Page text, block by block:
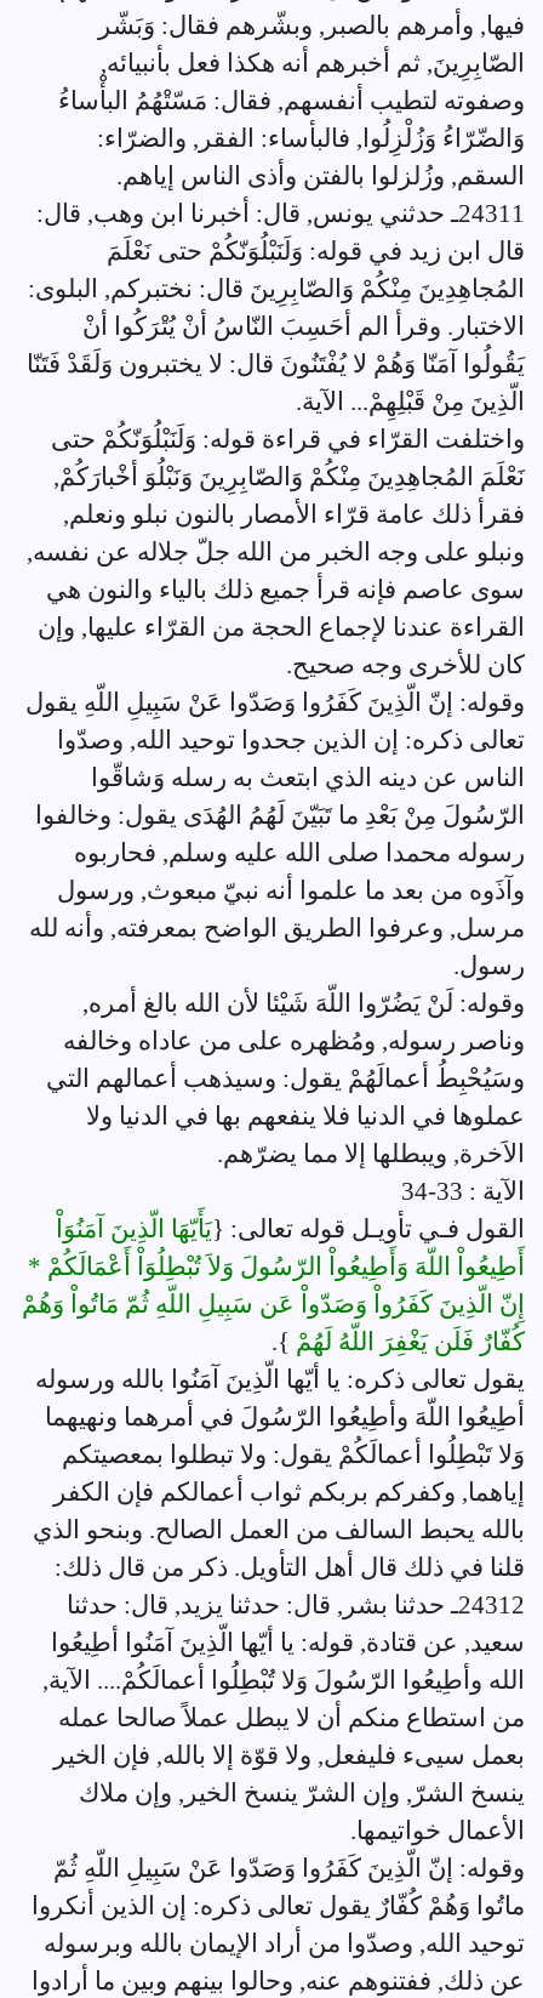
فيها, وأمرهم بالصبر, وبشّرهم فقال: وَبَشّر
الصّابِرِينَ, ثم أخبرهم أنه هكذا فعل بأنبيائه,
وصفوته لتطيب أنفسهم, فقال: مَسّتْهُمُ البأْساءُ
وَالضّرّاءُ وَزُلْزِلُوا, فالبأساء: الفقر, والضرّاء:
السقم, وزُلزلوا بالفتن وأذى الناس إياهم.
24311ـ حدثني يونس, قال: أخبرنا ابن وهب, قال:
قال ابن زيد في قوله: وَلَنَبْلُوَنّكُمْ حتى نَعْلَمَ
المُجاهِدِينَ مِنْكُمْ وَالصّابِرِينَ قال: نختبركم, البلوى:
الاختبار. وقرأ الم أحَسِبَ النّاسُ أنْ يُتْرَكُوا أنْ
يَقُولُوا آمَنّا وَهُمْ لا يُفْتَنُونَ قال: لا يختبرون وَلَقَدْ فَتَنّا
الّذِينَ مِنْ قَبْلِهِمْ... الآية.
واختلفت القرّاء في قراءة قوله: وَلَنَبْلُوَنّكُمْ حتى
نَعْلَمَ المُجاهِدِينَ مِنْكُمْ وَالصّابِرِينَ وَنَبْلُوَ أخْبارَكُمْ,
فقرأ ذلك عامة قرّاء الأمصار بالنون نبلو ونعلم,
ونبلو على وجه الخبر من الله جلّ جلاله عن نفسه,
سوى عاصم فإنه قرأ جميع ذلك بالياء والنون هي
القراءة عندنا لإجماع الحجة من القرّاء عليها, وإن
كان للأخرى وجه صحيح.
وقوله: إنّ الّذِينَ كَفَرُوا وَصَدّوا عَنْ سَبِيلِ اللّهِ يقول
تعالى ذكره: إن الذين جحدوا توحيد الله, وصدّوا
الناس عن دينه الذي ابتعث به رسله وَشاقّوا
الرّسُولَ مِنْ بَعْدِ ما تَبَيّنَ لَهُمُ الهُدَى يقول: وخالفوا
رسوله محمدا صلى الله عليه وسلم, فحاربوه
وآذَوه من بعد ما علموا أنه نبيّ مبعوث, ورسول
مرسل, وعرفوا الطريق الواضح بمعرفته, وأنه لله
رسول.
وقوله: لَنْ يَضُرّوا اللّهَ شَيْئا لأن الله بالغ أمره,
وناصر رسوله, ومُظهره على من عاداه وخالفه
وسَيُحْبِطُ أعمالَهُمْ يقول: وسيذهب أعمالهم التي
عملوها في الدنيا فلا ينفعهم بها في الدنيا ولا
الاَخرة, ويبطلها إلا مما يضرّهم.
الآية : 33-34
القول فـي تأويـل قوله تعالى: {يَأَيّهَا الّذِينَ آمَنُوَاْ
أَطِيعُواْ اللّهَ وَأَطِيعُواْ الرّسُولَ وَلاَ تُبْطِلُوَاْ أَعْمَالَكُمْ *
إِنّ الّذِينَ كَفَرُواْ وَصَدّواْ عَن سَبِيلِ اللّهِ ثُمّ مَاتُواْ وَهُمْ
كُفّارٌ فَلَن يَغْفِرَ اللّهُ لَهُمْ }.
يقول تعالى ذكره: يا أيّها الّذِينَ آمَنُوا بالله ورسوله
أطِيعُوا اللّهَ وأطِيعُوا الرّسُولَ في أمرهما ونهيهما
وَلا تَبْطِلُوا أعمالَكُمْ يقول: ولا تبطلوا بمعصيتكم
إياهما, وكفركم بربكم ثواب أعمالكم فإن الكفر
بالله يحبط السالف من العمل الصالح. وبنحو الذي
قلنا في ذلك قال أهل التأويل. ذكر من قال ذلك:
24312ـ حدثنا بشر, قال: حدثنا يزيد, قال: حدثنا
سعيد, عن قتادة, قوله: يا أيّها الّذِينَ آمَنُوا أطِيعُوا
الله وأطِيعُوا الرّسُولَ وَلا تُبْطِلُوا أعمالَكُمْ.... الآية,
من استطاع منكم أن لا يبطل عملاً صالحا عمله
بعمل سيىء فليفعل, ولا قوّة إلا بالله, فإن الخير
ينسخ الشرّ, وإن الشرّ ينسخ الخير, وإن ملاك
الأعمال خواتيمها.
وقوله: إنّ الّذِينَ كَفَرُوا وَصَدّوا عَنْ سَبِيلِ اللّهِ ثُمّ
ماتُوا وَهُمْ كُفّارٌ يقول تعالى ذكره: إن الذين أنكروا
توحيد الله, وصدّوا من أراد الإيمان بالله وبرسوله
عن ذلك, ففتنوهم عنه, وحالوا بينهم وبين ما أرادوا